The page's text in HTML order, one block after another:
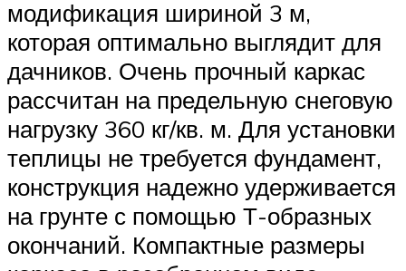
модификация шириной 3 м,
которая оптимально выглядит для
дачников. Очень прочный каркас
рассчитан на предельную снеговую
нагрузку 360 кг/кв. м. Для установки
теплицы не требуется фундамент,
конструкция надежно удерживается
на грунте с помощью Т-образных
окончаний. Компактные размеры